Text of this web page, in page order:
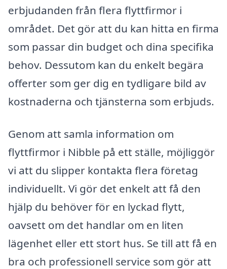
erbjudanden från flera flyttfirmor i
området. Det gör att du kan hitta en firma
som passar din budget och dina specifika
behov. Dessutom kan du enkelt begära
offerter som ger dig en tydligare bild av
kostnaderna och tjänsterna som erbjuds.
Genom att samla information om
flyttfirmor i Nibble på ett ställe, möjliggör
vi att du slipper kontakta flera företag
individuellt. Vi gör det enkelt att få den
hjälp du behöver för en lyckad flytt,
oavsett om det handlar om en liten
lägenhet eller ett stort hus. Se till att få en
bra och professionell service som gör att